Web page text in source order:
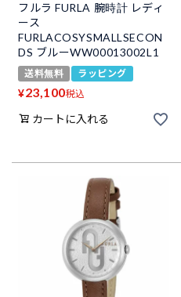
フルラ FURLA 腕時計 レディ
ース
FURLACOSYSMALLSECON
DS ブルーWW00013002L1
送料無料 ラッピング
¥23,100税込
カートに入れる